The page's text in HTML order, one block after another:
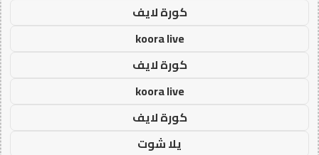
كورة لايف
koora live
كورة لايف
koora live
كورة لايف
يلا شوت